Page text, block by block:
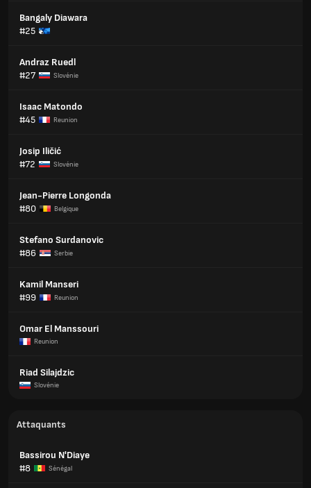
Bangaly Diawara
#25
Andraz Ruedl
#27
Slovénie
Isaac Matondo
#45
Reunion
Josip Iličić
#72
Slovénie
Jean-Pierre Longonda
#80
Belgique
Stefano Surdanovic
#86
Serbie
Kamil Manseri
#99
Reunion
Omar El Manssouri
Reunion
Riad Silajdzic
Slovénie
Attaquants
Bassirou N'Diaye
#8
Sénégal